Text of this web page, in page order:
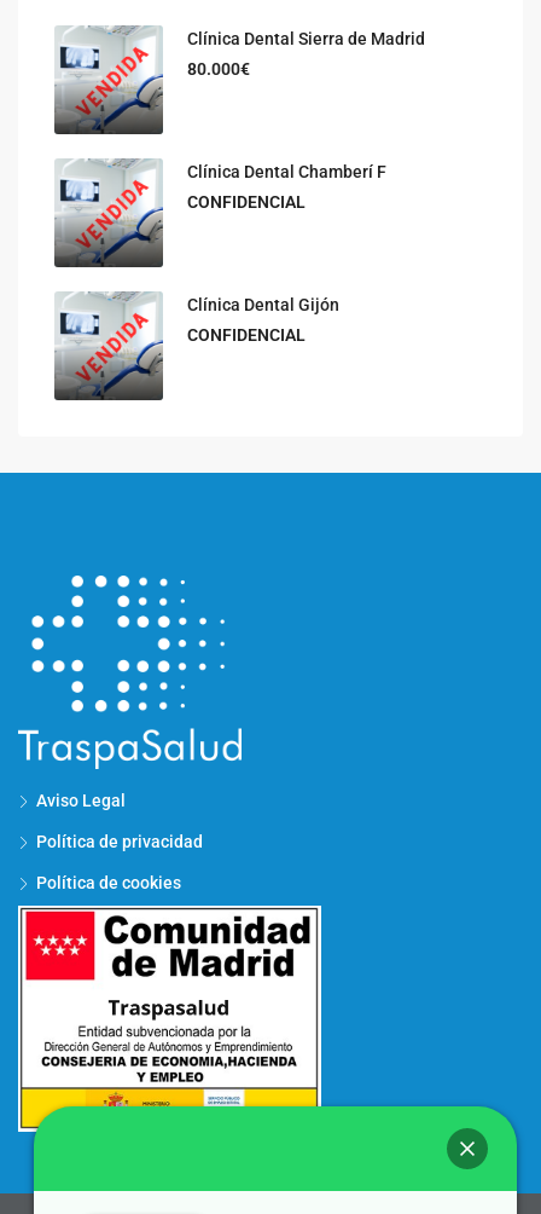
Clínica Dental Sierra de Madrid
80.000€
Clínica Dental Chamberí F
CONFIDENCIAL
Clínica Dental Gijón
CONFIDENCIAL
Aviso Legal
Política de privacidad
Política de cookies
¡Hola!